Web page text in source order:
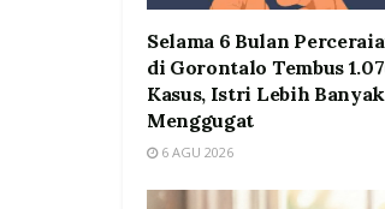
Selama 6 Bulan
di Gorontalo Tembus
Kasus, Istri Lebih Banyak
Menggugat
6 AGU 2026